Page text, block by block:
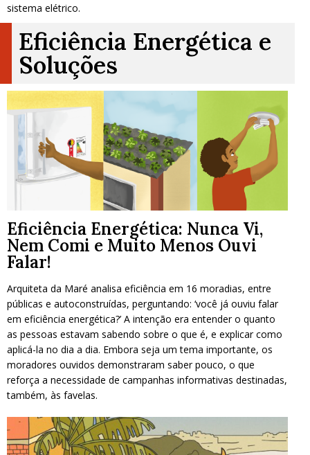
sistema elétrico.
Eficiência Energética e
Soluções
Eficiência Energética: Nunca Vi,
Nem Comi e Muito Menos Ouvi
Falar!
Arquiteta da Maré analisa eficiência em 16 moradias, entre
públicas e autoconstruídas, perguntando: ‘você já ouviu falar
em eficiência energética?’ A intenção era entender o quanto
as pessoas estavam sabendo sobre o que é, e explicar como
aplicá-la no dia a dia. Embora seja um tema importante, os
moradores ouvidos demonstraram saber pouco, o que
reforça a necessidade de campanhas informativas destinadas,
também, às favelas.